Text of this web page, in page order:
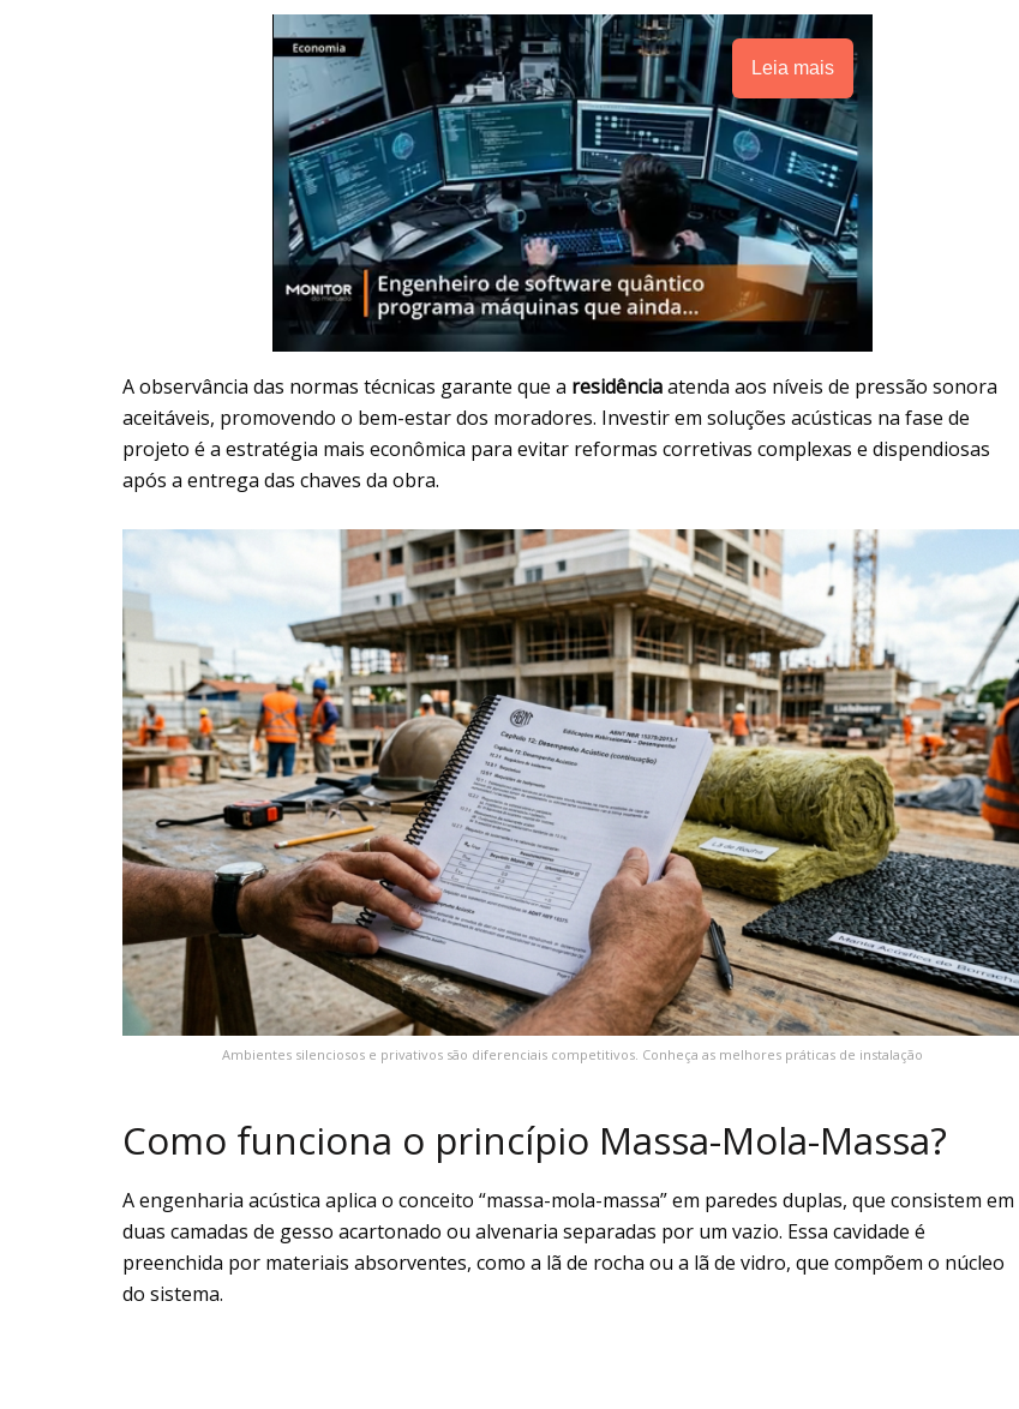
Leia mais
A observância das normas técnicas garante que a residênciaatenda aos níveis de pressão sonora
aceitáveis, promovendo o bem-estar dos moradores. Investir em soluções acústicas na fase de
projeto é a estratégia mais econômica para evitar reformas corretivas complexas e dispendiosas
após a entrega das chaves da obra.
Ambientes silenciosos e privativos são diferenciais competitivos. Conheça as melhores práticas de instalação
Como funciona o princípio Massa-Mola-Massa?
A engenharia acústica aplica o conceito “massa-mola-massa” em paredes duplas, que consistem em
duas camadas de gesso acartonado ou alvenaria separadas por um vazio. Essa cavidade é
preenchida por materiais absorventes, como a lã de rocha ou a lã de vidro, que compõem o núcleo
do sistema.